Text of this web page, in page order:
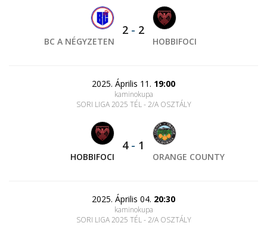
BC A NÉGYZETEN
2 - 2
HOBBIFOCI
2025. Április 11. 19:00
kaminokupa
SORI LIGA 2025 TÉL - 2/A OSZTÁLY
HOBBIFOCI
4- 1
ORANGE COUNTY
2025. Április 04. 20:30
kaminokupa
SORI LIGA 2025 TÉL - 2/A OSZTÁLY